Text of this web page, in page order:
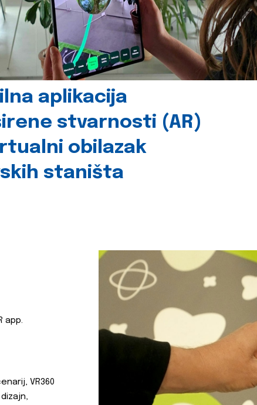
aplikacija
stvarnosti (AR)
obilazak
staništa
app.
VR360